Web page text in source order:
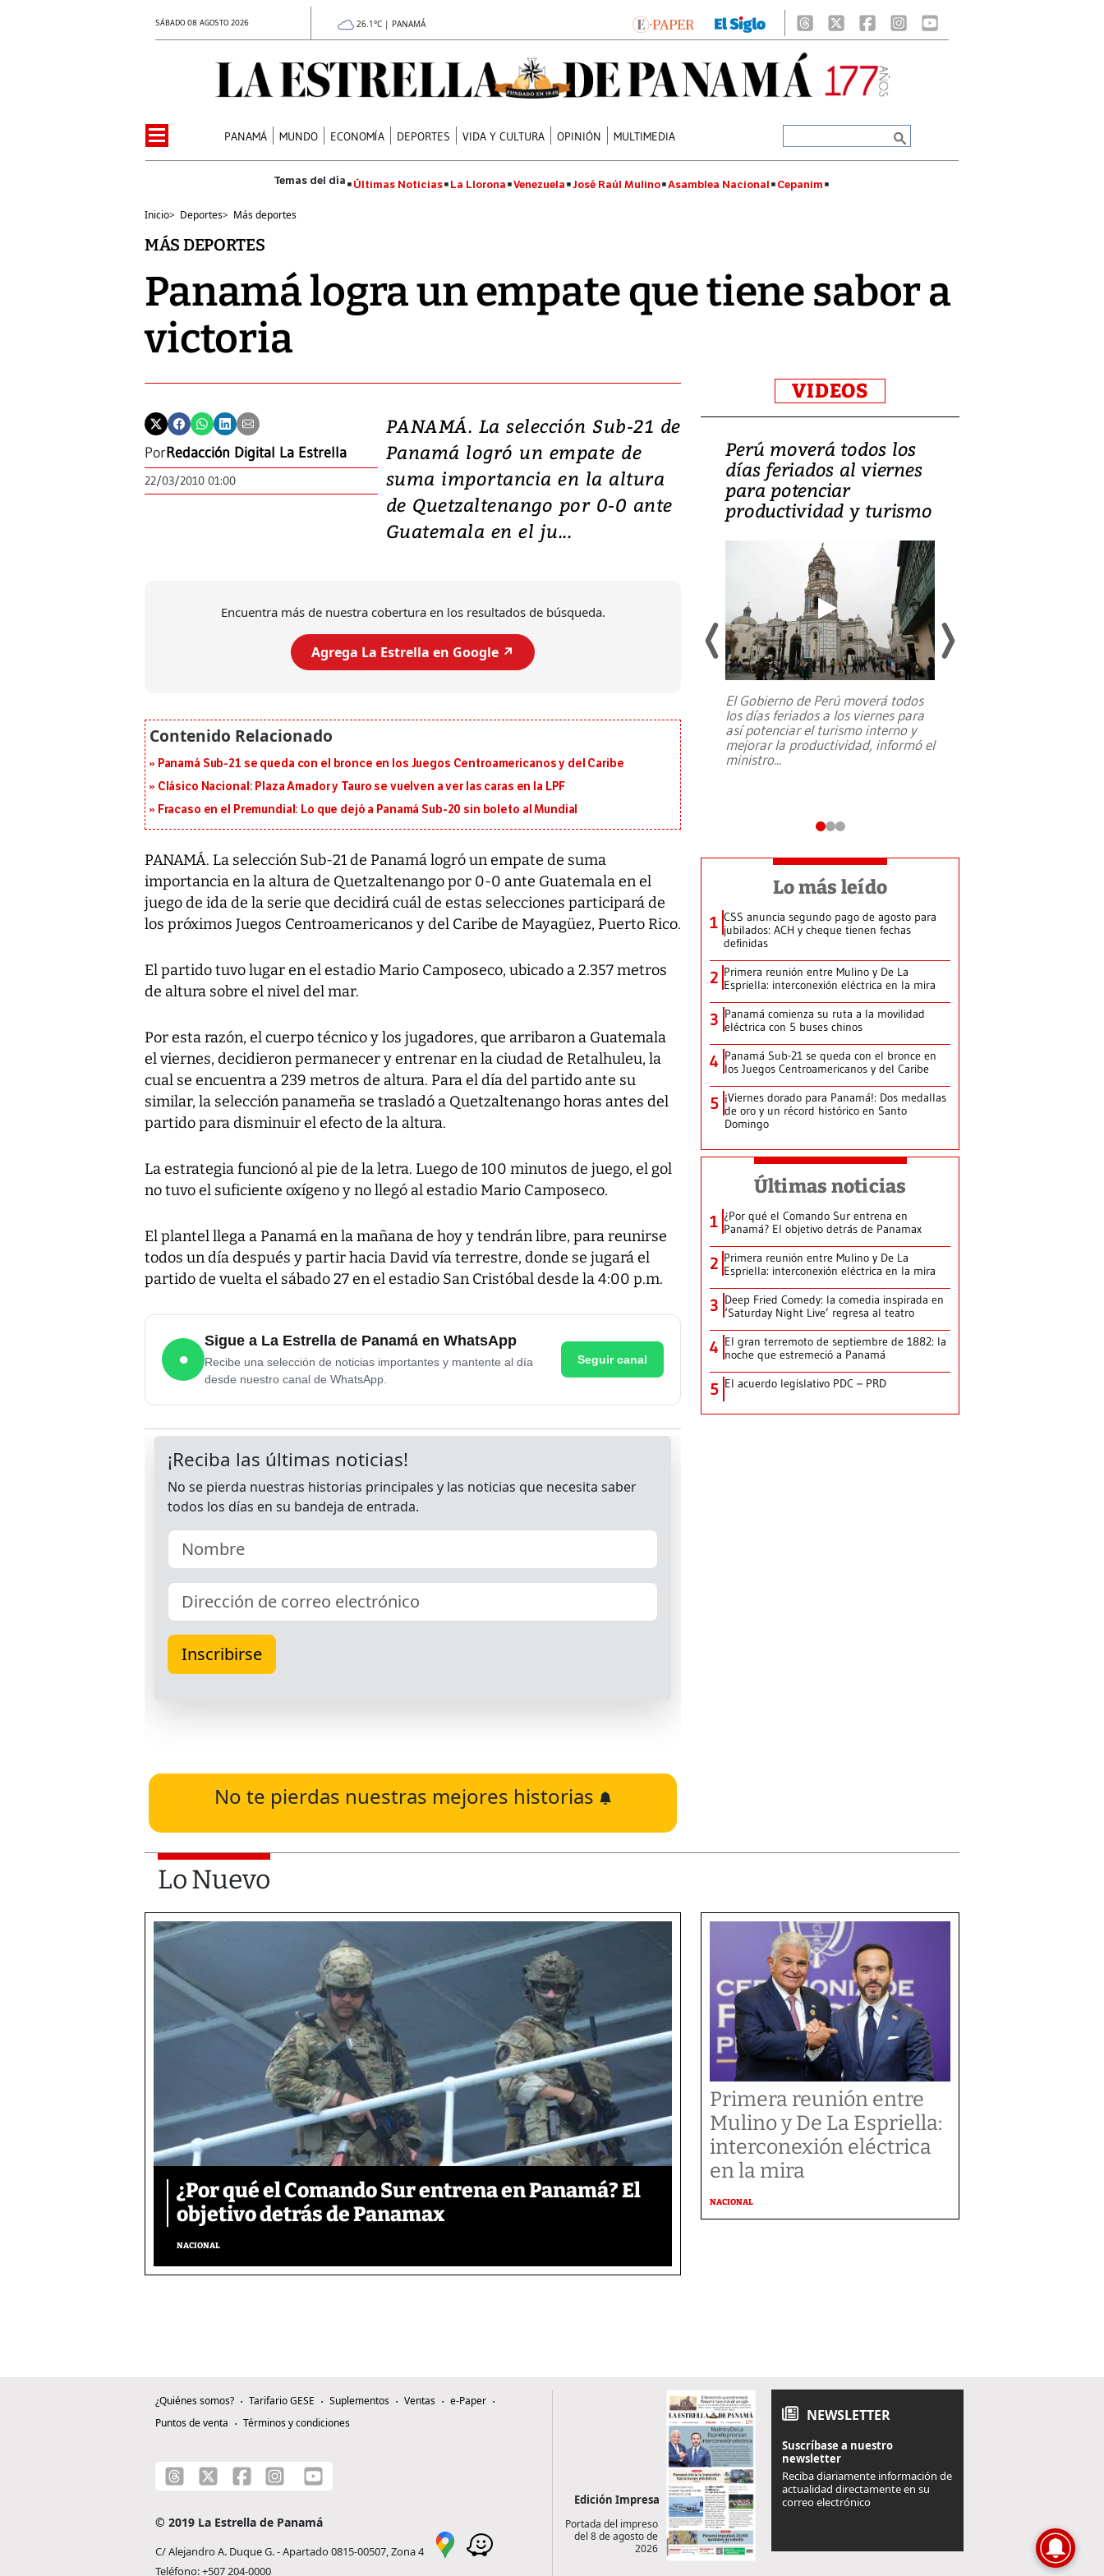
SÁBADO 08 AGOSTO 2026 26.1°C | PANAMÁ
PANAMÁ MUNDO ECONOMÍA DEPORTES VIDA Y CULTURA OPINIÓN MULTIMEDIA
Últimas Noticias La Llorona Venezuela José Raúl Mulino Asamblea Nacional Cepanim
Inicio> Deportes> Más deportes
MÁS DEPORTES
Panamá logra un empate que tiene sabor a
victoria
PorRedacción Digital La Estrella
22/03/2010 01:00
PANAMÁ. La selección Sub-21 de
Panamá logró un empate de
suma importancia en la altura
de Quetzaltenango por 0-0 ante
Guatemala en el ju...
Encuentra más de nuestra cobertura en los resultados de búsqueda.
Agrega La Estrella en Google ↗️
Panamá Sub-21 se queda con el bronce en los Juegos Centroamericanos y del Caribe
Clásico Nacional: Plaza Amador y Tauro se vuelven a ver las caras en la LPF
Fracaso en el Premundial: Lo que dejó a Panamá Sub-20 sin boleto al Mundial
PANAMÁ. La selección Sub-21 de Panamá logró un empate de suma
importancia en la altura de Quetzaltenango por 0-0 ante Guatemala en el
juego de ida de la serie que decidirá cuál de estas selecciones participará de
los próximos Juegos Centroamericanos y del Caribe de Mayagüez, Puerto Rico.
El partido tuvo lugar en el estadio Mario Camposeco, ubicado a 2.357 metros
de altura sobre el nivel del mar.
Por esta razón, el cuerpo técnico y los jugadores, que arribaron a Guatemala
el viernes, decidieron permanecer y entrenar en la ciudad de Retalhuleu, la
cual se encuentra a 239 metros de altura. Para el día del partido ante su
similar, la selección panameña se trasladó a Quetzaltenango horas antes del
partido para disminuir el efecto de la altura.
La estrategia funcionó al pie de la letra. Luego de 100 minutos de juego, el gol
no tuvo el suficiente oxígeno y no llegó al estadio Mario Camposeco.
El plantel llega a Panamá en la mañana de hoy y tendrán libre, para reunirse
todos un día después y partir hacia David vía terrestre, donde se jugará el
partido de vuelta el sábado 27 en el estadio San Cristóbal desde la 4:00 p.m.
●
Sigue a La Estrella de Panamá en WhatsApp
Recibe una selección de noticias importantes y mantente al día
desde nuestro canal de WhatsApp.
Seguir canal
No te pierdas nuestras mejores historias
VIDEOS
Video: Lula lanza su
candidatura con
promesas de inversión
en defensa, educación y
tierras raras
Entre recuerdos y escuetas
da Silva, oficializó este domingo su
candidatura...
Perú moverá todos los
días feriados al viernes
para potenciar
productividad y turismo
El Gobierno de Perú moverá todos
los días feriados a los viernes para
así potenciar el turismo interno y
mejorar la productividad, informó el
ministro...
Lo más leído
1 CSS anuncia segundo pago de agosto para
jubilados: ACH y cheque tienen fechas
definidas
2 Primera reunión entre Mulino y De La
Espriella: interconexión eléctrica en la mira
3 Panamá comienza su ruta a la movilidad
eléctrica con 5 buses chinos
4 Panamá Sub-21 se queda con el bronce en
los Juegos Centroamericanos y del Caribe
5 ¡Viernes dorado para Panamá!: Dos medallas
de oro y un récord histórico en Santo
Domingo
Últimas noticias
1 ¿Por qué el Comando Sur entrena en
Panamá? El objetivo detrás de Panamax
2 Primera reunión entre Mulino y De La
Espriella: interconexión eléctrica en la mira
3 Deep Fried Comedy: la comedia inspirada en
‘Saturday Night Live’ regresa al teatro
4 El gran terremoto de septiembre de 1882: la
noche que estremeció a Panamá
5 El acuerdo legislativo PDC – PRD
Lo Nuevo
¿Por qué el Comando Sur entrena en Panamá? El
objetivo detrás de Panamax
NACIONAL
Primera reunión entre
Mulino y De La Espriella:
interconexión eléctrica
en la mira
NACIONAL
¿Quiénes somos? Tarifario GESE Suplementos Ventas
e-Paper
Puntos de venta
Términos y condiciones
© 2019 La Estrella de Panamá
C/ Alejandro A. Duque G. - Apartado 0815-00507, Zona 4
Teléfono: +507 204-0000
Edición Impresa
Portada del impreso
del 8 de agosto de
2026
NEWSLETTER
Suscríbase a nuestro
newsletter
Reciba diariamente información de
actualidad directamente en su
correo electrónico